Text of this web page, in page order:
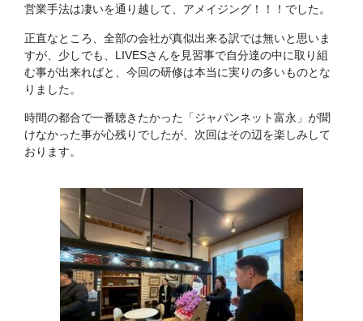
営業手法は凄いを通り越して、アメイジング！！！でした。
正直なところ、全部の会社が真似出来る訳では無いと思いま
すが、少しでも、LIVESさんを見習事で自分達の中に取り組
む事が出来ればと、今回の研修は本当に実りの多いものとな
りました。
時間の都合で一番聴きたかった「ジャパンネット富永」が聞
けなかった事が心残りでしたが、次回はその辺を楽しみして
おります。